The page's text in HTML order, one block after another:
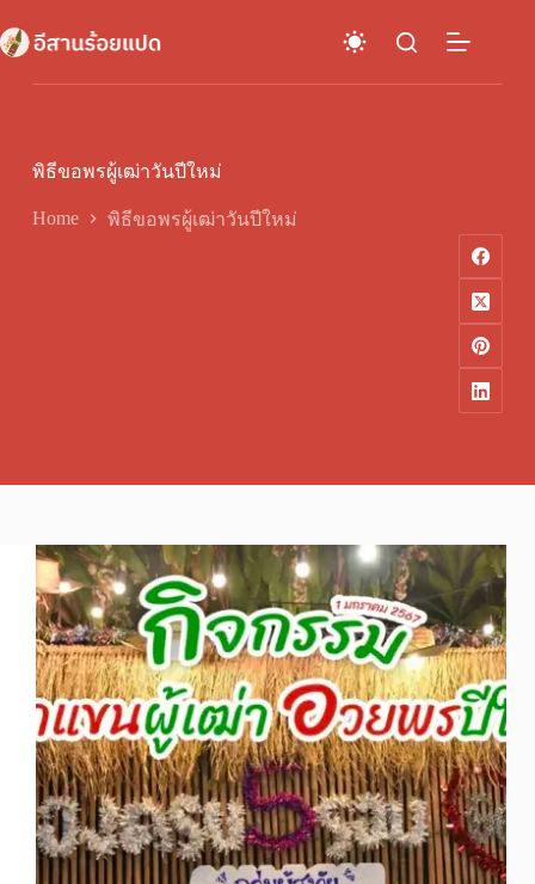
to
content
พิธีขอพรผู้เฒ่าวันปีใหม่
Home พิธีขอพรผู้เฒ่าวันปีใหม่